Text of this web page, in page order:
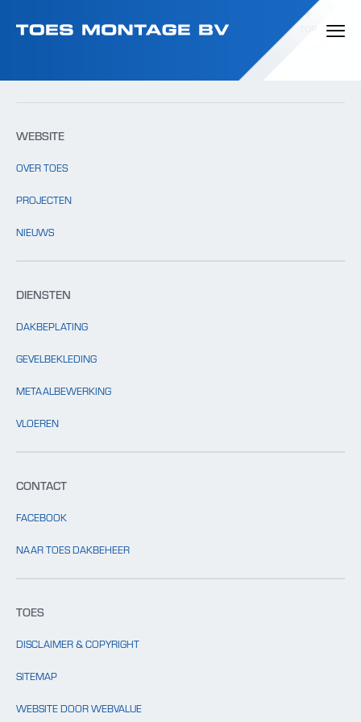
WEBSITE
OVER TOES
PROJECTEN
NIEUWS
DIENSTEN
DAKBEPLATING
GEVELBEKLEDING
METAALBEWERKING
VLOEREN
CONTACT
FACEBOOK
NAAR TOES DAKBEHEER
TOES
DISCLAIMER & COPYRIGHT
SITEMAP
WEBSITE DOOR WEBVALUE